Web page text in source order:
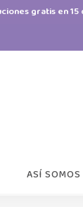
gratis en 15
ASÍ SOMOS